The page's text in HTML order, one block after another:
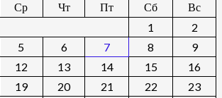
Ср Чт Пт Сб
Вс
1
2
5 6 7 8
9
12 13 14 15
16
19 20 21 22
23